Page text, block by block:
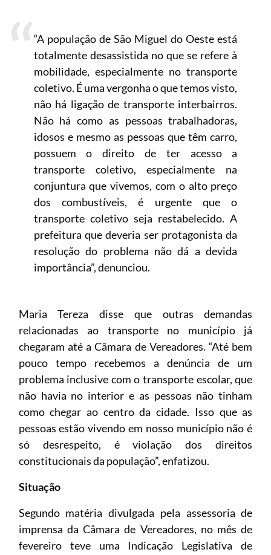
“A população de São Miguel do Oeste está
totalmente desassistida no que se refere à
mobilidade, especialmente no transporte
coletivo. É uma vergonha o que temos visto,
não há ligação de transporte interbairros.
Não há como as pessoas trabalhadoras,
idosos e mesmo as pessoas que têm carro,
possuem o direito de ter acesso a
transporte coletivo, especialmente na
conjuntura que vivemos, com o alto preço
dos combustíveis, é urgente que o
transporte coletivo seja restabelecido. A
prefeitura que deveria ser protagonista da
resolução do problema não dá a devida
importância”, denunciou.
Maria Tereza disse que outras demandas
relacionadas ao transporte no município já
chegaram até a Câmara de Vereadores. “Até bem
pouco tempo recebemos a denúncia de um
problema inclusive com o transporte escolar, que
não havia no interior e as pessoas não tinham
como chegar ao centro da cidade. Isso que as
pessoas estão vivendo em nosso município não é
só desrespeito, é violação dos direitos
constitucionais da população”, enfatizou.
Situação
Segundo matéria divulgada pela assessoria de
imprensa da Câmara de Vereadores, no mês de
fevereiro teve uma Indicação Legislativa de